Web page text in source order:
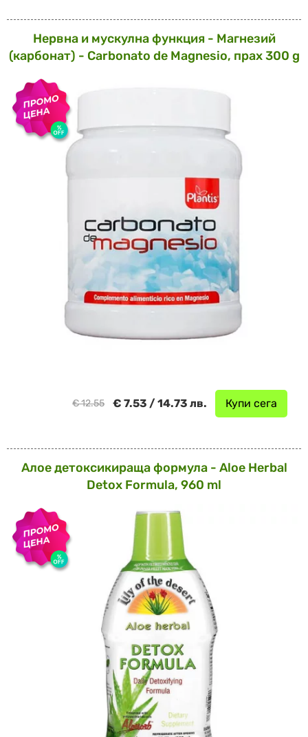
Нервна и мускулна функция - Магнезий
(карбонат) - Carbonato de Magnesio, прах 300 g
Купи сега
€ 7.53 / 14.73 лв.
€ 12.55
Алое детоксикираща формула - Aloe Herbal
Detox Formula, 960 ml